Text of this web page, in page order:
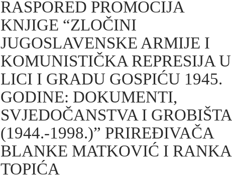
RASPORED PROMOCIJA
KNJIGE “ZLOČINI
JUGOSLAVENSKE ARMIJE I
KOMUNISTIČKA REPRESIJA U
LICI I GRADU GOSPIĆU 1945.
GODINE: DOKUMENTI,
SVJEDOČANSTVA I GROBIŠTA
(1944.-1998.)” PRIREĐIVAČA
BLANKE MATKOVIĆ I RANKA
TOPIĆA